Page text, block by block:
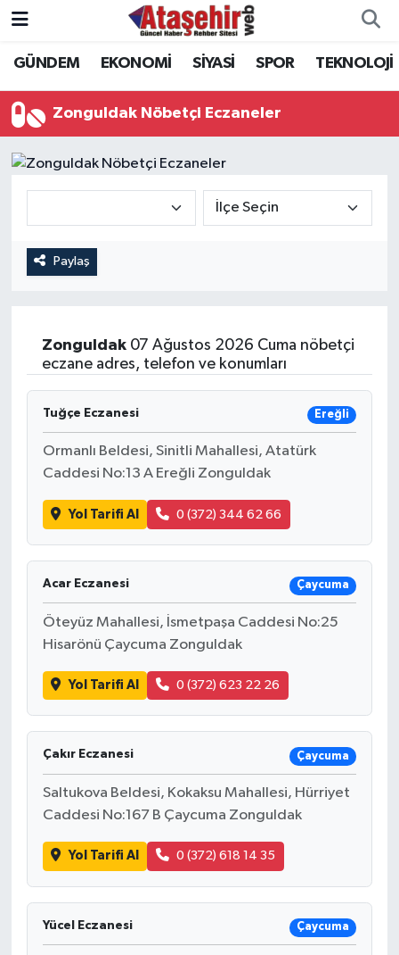
GÜNDEM EKONOMİ SİYASİ SPOR TEKNOLOJİ
Zonguldak Nöbetçi Eczaneler
Paylaş
Zonguldak07 Ağustos 2026 Cuma nöbetçi
eczane adres, telefon ve konumları
Tuğçe Eczanesi Ereğli
Ormanlı Beldesi, Sinitli Mahallesi, Atatürk
Caddesi No:13 A Ereğli Zonguldak
Yol Tarifi Al 0 (372) 344 62 66
Acar Eczanesi Çaycuma
Öteyüz Mahallesi, İsmetpaşa Caddesi No:25
Hisarönü Çaycuma Zonguldak
Yol Tarifi Al 0 (372) 623 22 26
Çakır Eczanesi Çaycuma
Saltukova Beldesi, Kokaksu Mahallesi, Hürriyet
Caddesi No:167 B Çaycuma Zonguldak
Yol Tarifi Al 0 (372) 618 14 35
Yücel Eczanesi Çaycuma
Hava Durumu
Trafik Durumu
Süper Lig Puan Durumu ve Fikstür
Son Dakika Haberleri